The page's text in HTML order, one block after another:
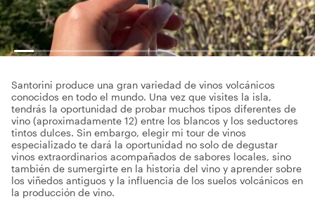
Santorini produce una gran variedad de vinos volcánicos
conocidos en todo el mundo. Una vez que visites la isla,
tendrás la oportunidad de probar muchos tipos diferentes de
vino (aproximadamente 12) entre los blancos y los seductores
tintos dulces. Sin embargo, elegir mi tour de vinos
especializado te dará la oportunidad no solo de degustar
vinos extraordinarios acompañados de sabores locales, sino
también de sumergirte en la historia del vino y aprender sobre
los viñedos antiguos y la influencia de los suelos volcánicos en
la producción de vino.